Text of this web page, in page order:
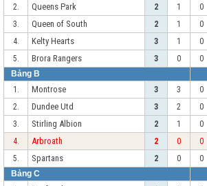
2.
Queens Park 2 1 0
3.
Queen of South 2 1 0
4.
Kelty Hearts 3 1 0
5.
Brora Rangers 3 0 0
Bảng B
1.
Montrose 3 3 0
2.
Dundee Utd 3 2 0
3.
Stirling Albion 2 1 0
4.
Arbroath 2 0 0
5.
Spartans 2 0 0
Bảng C